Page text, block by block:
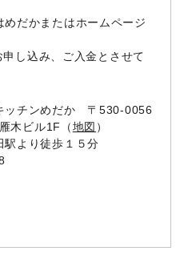
だかまたはホームページ
し込み、ご入金とさせて
チンめだか 〒530-0056
木ビル1F（地図 ）
駅より徒歩１５分